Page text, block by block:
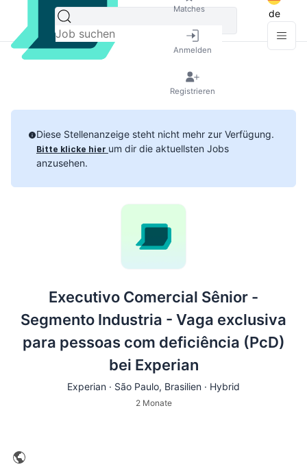
Matches
Anmelden
Registrieren
de
Diese Stellenanzeige steht nicht mehr zur Verfügung.
Bitte klicke hier um dir die aktuellsten Jobs
anzusehen.
Executivo Comercial Sênior -
Segmento Industria - Vaga exclusiva
para pessoas com deficiência (PcD)
bei Experian
Experian · São Paulo, Brasilien · Hybrid
2 Monate